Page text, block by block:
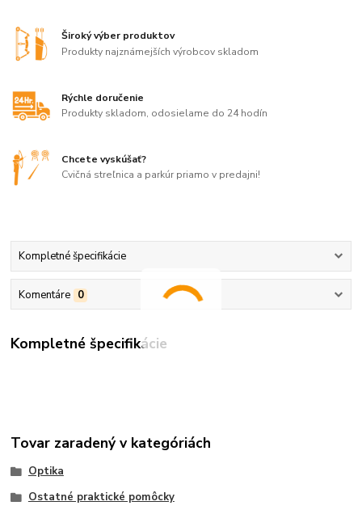
Široký výber produktov
Produkty najznámejších výrobcov skladom
Rýchle doručenie
Produkty skladom, odosielame do 24 hodín
Chcete vyskúšať?
Cvičná streľnica a parkúr priamo v predajni!
Kompletné špecifikácie
Komentáre 0
Kompletné špecifikácie
Tovar zaradený v kategóriách
Optika
Ostatné praktické pomôcky